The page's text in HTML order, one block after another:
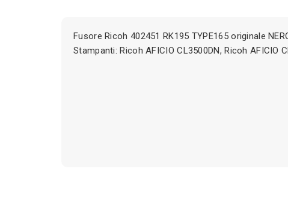
Fusore Ricoh 402451 RK195 TYPE165 originale
Stampanti: Ricoh AFICIO CL3500DN, Ricoh AFICIO